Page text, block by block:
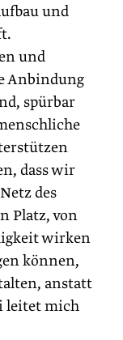
und
und
Anbindung
spürbar
dass wir
des
Platz, von
wirken
können,
anstatt
leitet mich